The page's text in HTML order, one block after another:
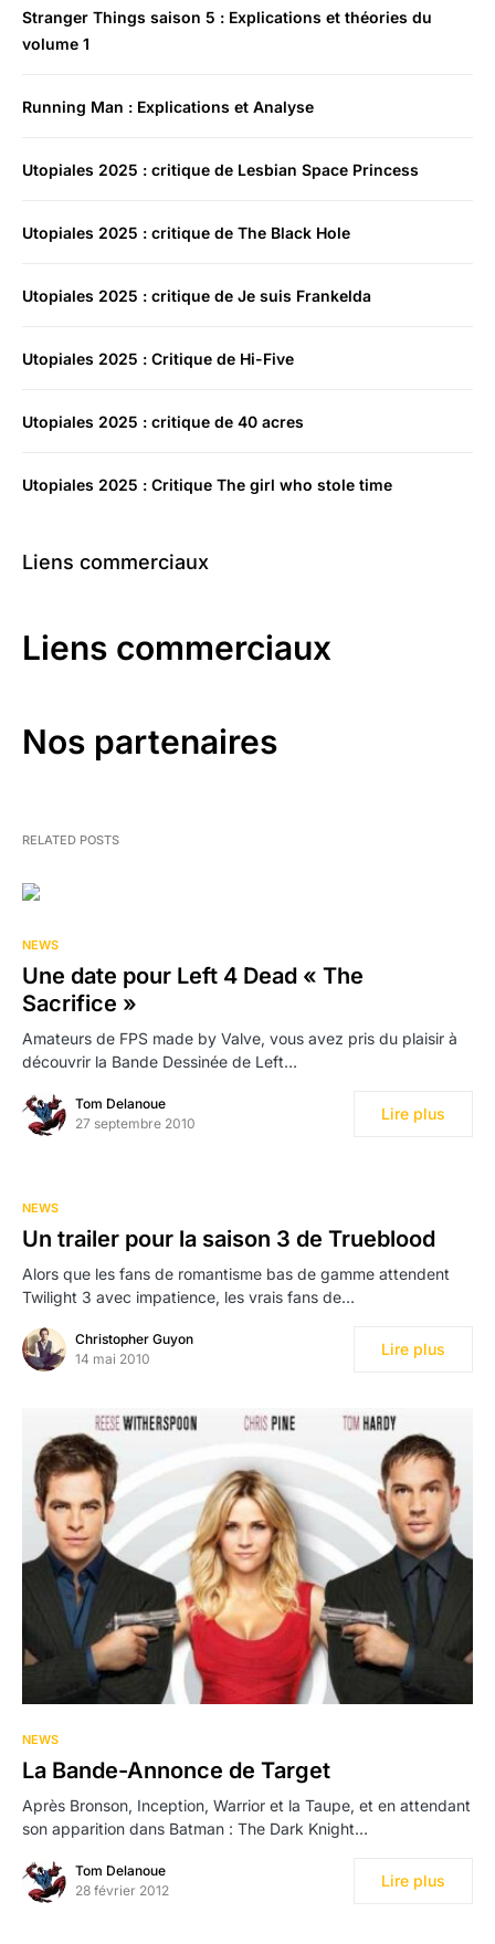
Stranger Things saison 5 : Explications et théories du
volume 1
Running Man : Explications et Analyse
Utopiales 2025 : critique de Lesbian Space Princess
Utopiales 2025 : critique de The Black Hole
Utopiales 2025 : critique de Je suis Frankelda
Utopiales 2025 : Critique de Hi-Five
Utopiales 2025 : critique de 40 acres
Utopiales 2025 : Critique The girl who stole time
Liens commerciaux
Liens commerciaux
Nos partenaires
RELATED POSTS
NEWS
Une date pour Left 4 Dead « The
Sacrifice »
Amateurs de FPS made by Valve, vous avez pris du plaisir à
découvrir la Bande Dessinée de Left…
Tom Delanoue
27 septembre 2010
Lire plus
NEWS
Un trailer pour la saison 3 de Trueblood
Alors que les fans de romantisme bas de gamme attendent
Twilight 3 avec impatience, les vrais fans de…
Christopher Guyon
14 mai 2010
Lire plus
NEWS
La Bande-Annonce de Target
Après Bronson, Inception, Warrior et la Taupe, et en attendant
son apparition dans Batman : The Dark Knight…
Tom Delanoue
28 février 2012
Lire plus